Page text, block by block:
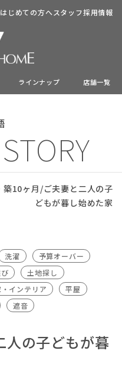
ラインナップ 店舗一覧
はじめての方へスタッフ採用情報
築10ヶ月/ご夫妻と二人の子
どもが暮し始めた家
洗濯
予算オーバー
土地探し
・インテリア
平屋
遮音
の子どもが暮